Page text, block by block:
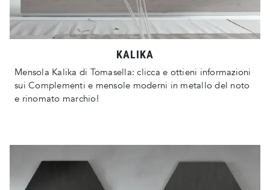
KALIKA
Mensola Kalika di Tomasella: clicca e ottieni informazioni
sui Complementi e mensole moderni in metallo del noto
e rinomato marchio!